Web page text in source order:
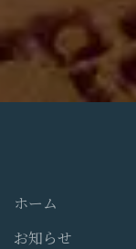
ホーム
お知らせ